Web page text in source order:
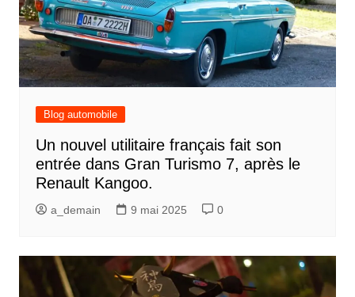
Blog automobile
Un nouvel utilitaire français fait son
entrée dans Gran Turismo 7, après le
Renault Kangoo.
a_demain 9 mai 2025 0